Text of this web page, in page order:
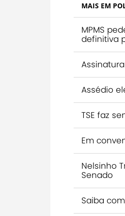
MAIS EM
MPMS
definitiva
Assédio
TSE faz
Em
Nelsinho
Senado
Saiba